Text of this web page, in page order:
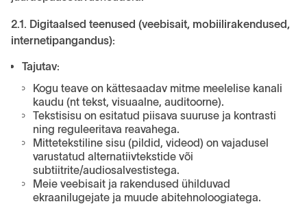
2.1. Digitaalsed teenused (veebisait, mobiilirakendused,
internetipangandus):
Tajutav:
Kogu teave on kättesaadav mitme meelelise kanali
kaudu (nt tekst, visuaalne, auditoorne).
Tekstisisu on esitatud piisava suuruse ja kontrasti
ning reguleeritava reavahega.
Mittetekstiline sisu (pildid, videod) on vajadusel
varustatud alternatiivtekstide või
subtiitrite/audiosalvestistega.
Meie veebisait ja rakendused ühilduvad
ekraanilugejate ja muude abitehnoloogiatega.